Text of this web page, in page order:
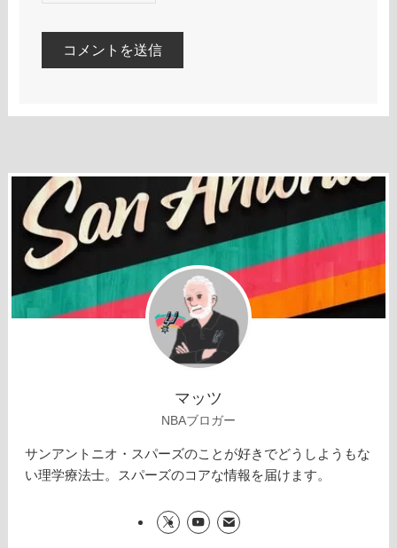
マッツ
NBAブロガー
サンアントニオ・スパーズのことが好きでどうしようもな
い理学療法士。スパーズのコアな情報を届けます。